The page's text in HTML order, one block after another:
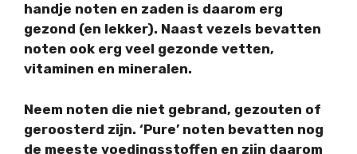
handje noten en zaden is daarom erg
gezond (en lekker). Naast vezels bevatten
noten ook erg veel gezonde vetten,
vitaminen en mineralen.
Neem noten die niet gebrand, gezouten of
geroosterd zijn. ‘Pure’ noten bevatten nog
de meeste voedingsstoffen en zijn daarom